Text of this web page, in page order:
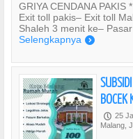
GRIYA CENDANA
Exit toll pakis– Exit toll
Shaleh 3 menit ke–
Selengkapnya )
BOCEK
P 25
Malang,